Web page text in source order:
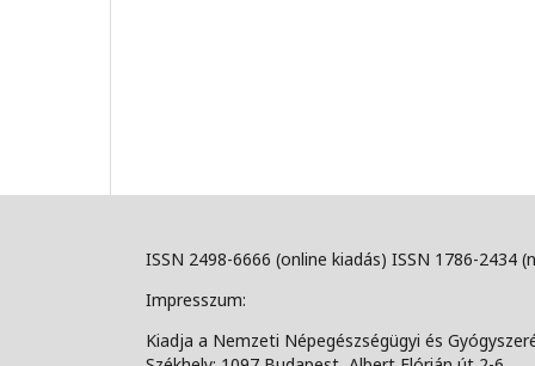
ISSN 2498-6666 (online kiadás) ISSN 1786-2434
Impresszum:
Kiadja a Nemzeti Népegészségügyi és